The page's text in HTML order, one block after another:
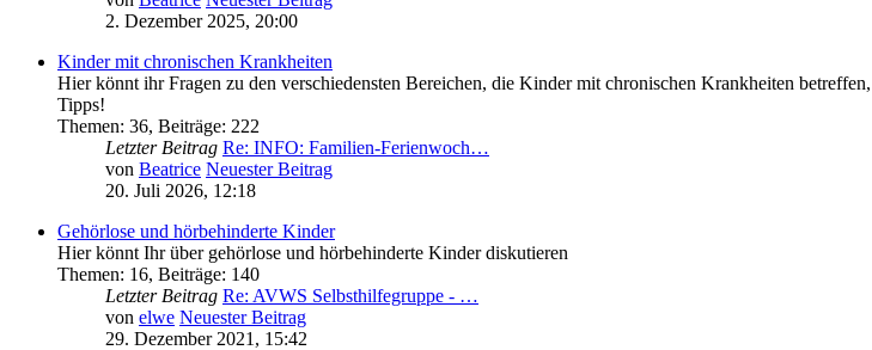
2. Dezember 2025, 20:00
Kinder mit chronischen Krankheiten
Hier könnt ihr Fragen zu den verschiedensten Bereichen, die Kinder mit chronischen Krankheiten
Tipps!
Themen: 36, Beiträge: 222
Letzter Beitrag Re: INFO: Familien-Ferienwoch…
von Beatrice Neuester Beitrag
20. Juli 2026, 12:18
Gehörlose und hörbehinderte Kinder
Hier könnt Ihr über gehörlose und hörbehinderte Kinder diskutieren
Themen: 16, Beiträge: 140
Letzter Beitrag Re: AVWS Selbsthilfegruppe - …
von elwe Neuester Beitrag
29. Dezember 2021, 15:42